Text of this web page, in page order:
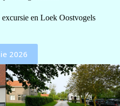
excursie en Loek Oostvogels
2026